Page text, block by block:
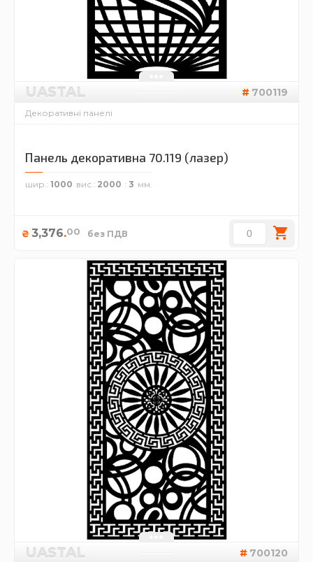
UASTAL 700119
Декоративні панелі
Панель декоративна 70.119 (лазер)
шир. 1000 вис. 2000 3
₴ 3,376.00 без ПДВ
UASTAL 700120